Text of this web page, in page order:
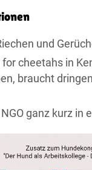
und
for cheetahs in
braucht
ganz kurz in